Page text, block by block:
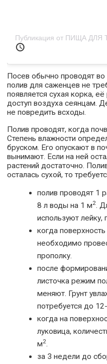
Посев обычно проводят во
полив для саженцев не
появляется сухая корка,
доступ воздуха сеянцам.
не повредить всходы.
Полив проводят, когда
Степень влажности
бруском. Его опускают в
вынимают. Если на ней
растений достаточно.
осталась сухой, то
полив проводят 1
8 л воды на 1 м2.
используют
когда
необходимо
прополку.
после
листочка режим
меняют. Грунт
потребуется до
когда на
луковица,
м2.
за 3 недели до